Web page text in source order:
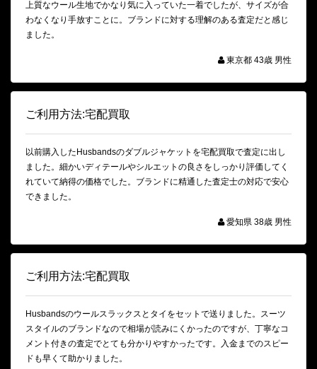
上質なウール生地でかなり気に入っていた一着でしたが、サイズが合
わなくなり手放すことに。ブランドに対する理解のある査定だと感じ
ました。
東京都 43歳 男性
ご利用方法:宅配買取
以前購入したHusbandsのダブルジャケットを宅配買取で査定に出し
ました。細かいディテールやシルエットの良さをしっかり評価してく
れていて納得の価格でした。ブランドに精通した査定士の対応で安心
できました。
愛知県 38歳 男性
ご利用方法:宅配買取
Husbandsのウールスラックスとタイをセットで送りました。スーツ
スタイルのブランドなので相場が読みにくかったのですが、丁寧なコ
メント付きの査定でとても分かりやすかったです。入金までのスピー
ドも早くて助かりました。